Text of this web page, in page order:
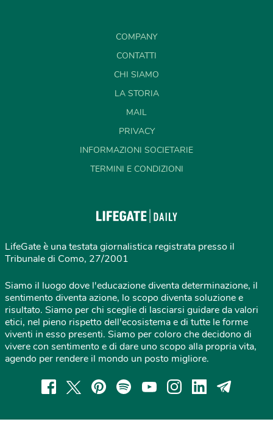
COMPANY
CONTATTI
CHI SIAMO
LA STORIA
MAIL
PRIVACY
INFORMAZIONI SOCIETARIE
TERMINI E CONDIZIONI
LifeGate è una testata giornalistica registrata presso il
Tribunale di Como, 27/2001
Siamo il luogo dove l'educazione diventa determinazione, il
sentimento diventa azione, lo scopo diventa soluzione e
risultato. Siamo per chi sceglie di lasciarsi guidare da valori
etici, nel pieno rispetto dell'ecosistema e di tutte le forme
viventi in esso presenti. Siamo per coloro che decidono di
vivere con sentimento e di dare uno scopo alla propria vita,
agendo per rendere il mondo un posto migliore.